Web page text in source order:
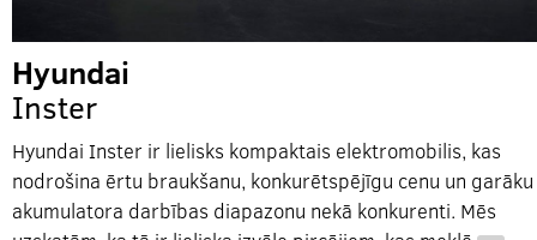
Hyundai
Inster
Hyundai Inster ir lielisks kompaktais elektromobilis, kas
nodrošina ērtu braukšanu, konkurētspējīgu cenu un garāku
akumulatora darbības diapazonu nekā konkurenti. Mēs